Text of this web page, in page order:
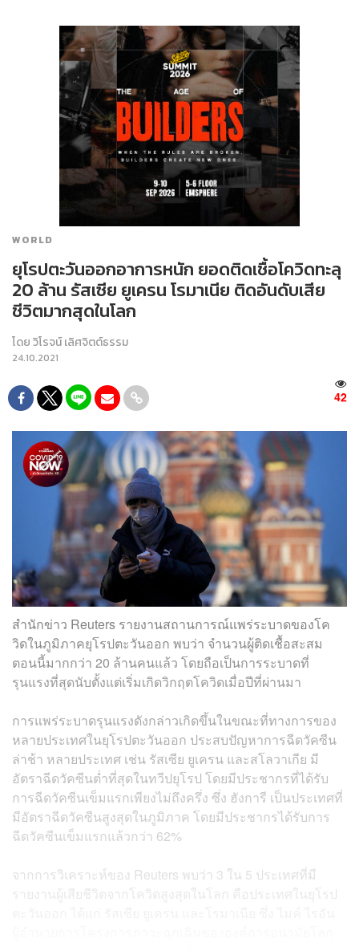
WORLD
ยุโรปตะวันออกอาการหนัก ยอดติดเชื้อโควิดทะลุ
20 ล้าน รัสเซีย ยูเครน โรมาเนีย ติดอันดับเสีย
ชีวิตมากสุดในโลก
โดยวิโรจน์ เลิศจิตต์ธรรม
24.10.2021
42
สำนักข่าว Reuters รายงานสถานการณ์แพร่ระบาดของโค
วิดในภูมิภาคยุโรปตะวันออก พบว่า จำนวนผู้ติดเชื้อสะสม
ตอนนี้มากกว่า 20 ล้านคนแล้ว โดยถือเป็นการระบาดที่
รุนแรงที่สุดนับตั้งแต่เริ่มเกิดวิกฤตโควิดเมื่อปีที่ผ่านมา
การแพร่ระบาดรุนแรงดังกล่าวเกิดขึ้นในขณะที่ทางการของ
หลายประเทศในยุโรปตะวันออก ประสบปัญหาการฉีดวัคซีน
ล่าช้า หลายประเทศ เช่น รัสเซีย ยูเครน และสโลวาเกีย มี
อัตราฉีดวัคซีนต่ำที่สุดในทวีปยุโรป โดยมีประชากรที่ได้รับ
การฉีดวัคซีนเข็มแรกเพียงไม่ถึงครึ่ง ซึ่ง ฮังการี เป็นประเทศที่
มีอัตราฉีดวัคซีนสูงสุดในภูมิภาค โดยมีประชากรได้รับการ
ฉีดวัคซีนเข็มแรกแล้วกว่า 62%
จากการวิเคราะห์ของ Reuters พบว่า 3 ใน 5 ประเทศที่มี
รายงานผู้เสียชีวิตจากโควิดสูงสุดในโลก คือประเทศในยุโรป